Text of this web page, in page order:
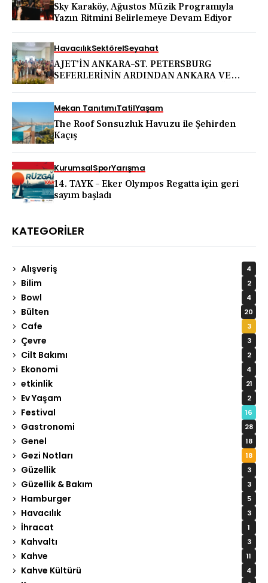
Sky Karaköy, Ağustos Müzik Programıyla
Yazın Ritmini Belirlemeye Devam Ediyor
HavacılıkSektörelSeyahat
AJET’İN ANKARA–ST. PETERSBURG
SEFERLERİNİN ARDINDAN ANKARA VE
Mekan TanıtımıTatilYaşam
The Roof Sonsuzluk Havuzu ile Şehirden
Kaçış
KurumsalSporYarışma
14. TAYK – Eker Olympos Regatta için geri
sayım başladı
KATEGORILER
Alışveriş 4
Bilim 2
Bowl 4
Bülten 20
Cafe 3
Çevre 3
Cilt Bakımı 2
Ekonomi 4
etkinlik 21
Ev Yaşam 2
Festival 16
Gastronomi 28
Genel 18
Gezi Notları 18
Güzellik 3
Güzellik & Bakım 3
Hamburger 5
Havacılık 3
İhracat 1
Kahvaltı 3
Kahve 11
Kahve Kültürü 4